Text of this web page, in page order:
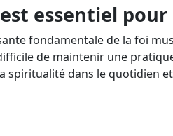
essentiel pour
fondamentale de la foi
de maintenir une
spiritualité dans le quotidien